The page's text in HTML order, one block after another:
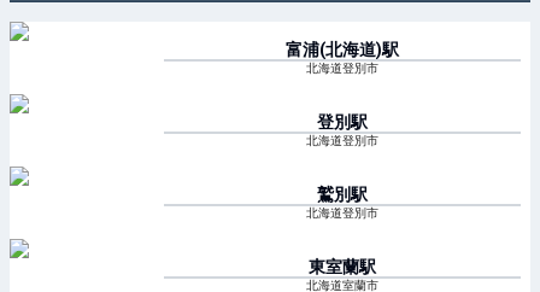
富浦(北海道)駅
北海道登別市
登別駅
北海道登別市
鷲別駅
北海道登別市
東室蘭駅
北海道室蘭市